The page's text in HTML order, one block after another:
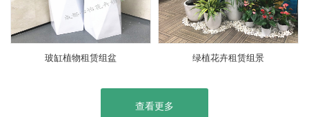
玻缸植物租赁组盆 绿植花卉租赁组景
查看更多